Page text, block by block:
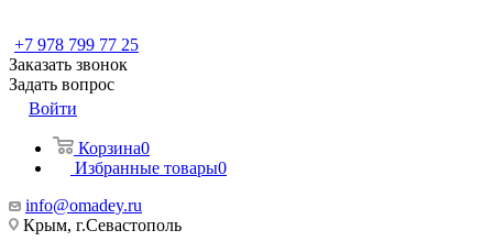
+7 978 799 77 25
Заказать звонок
Задать вопрос
Войти
Корзина0
Избранные товары0
info@omadey.ru
Крым, г.Севастополь